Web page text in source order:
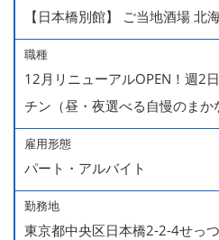
【日本橋別館】 ご当地酒場 北
職種
12月リニューアルOPEN！週2
チン（昼・夜選べる自慢のまか
雇用形態
パート・アルバイト
勤務地
東京都中央区日本橋2-2-4せっ